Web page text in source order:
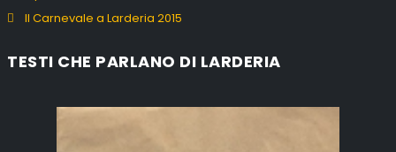
Il Carnevale a Larderia 2015
TESTI CHE PARLANO DI LARDERIA